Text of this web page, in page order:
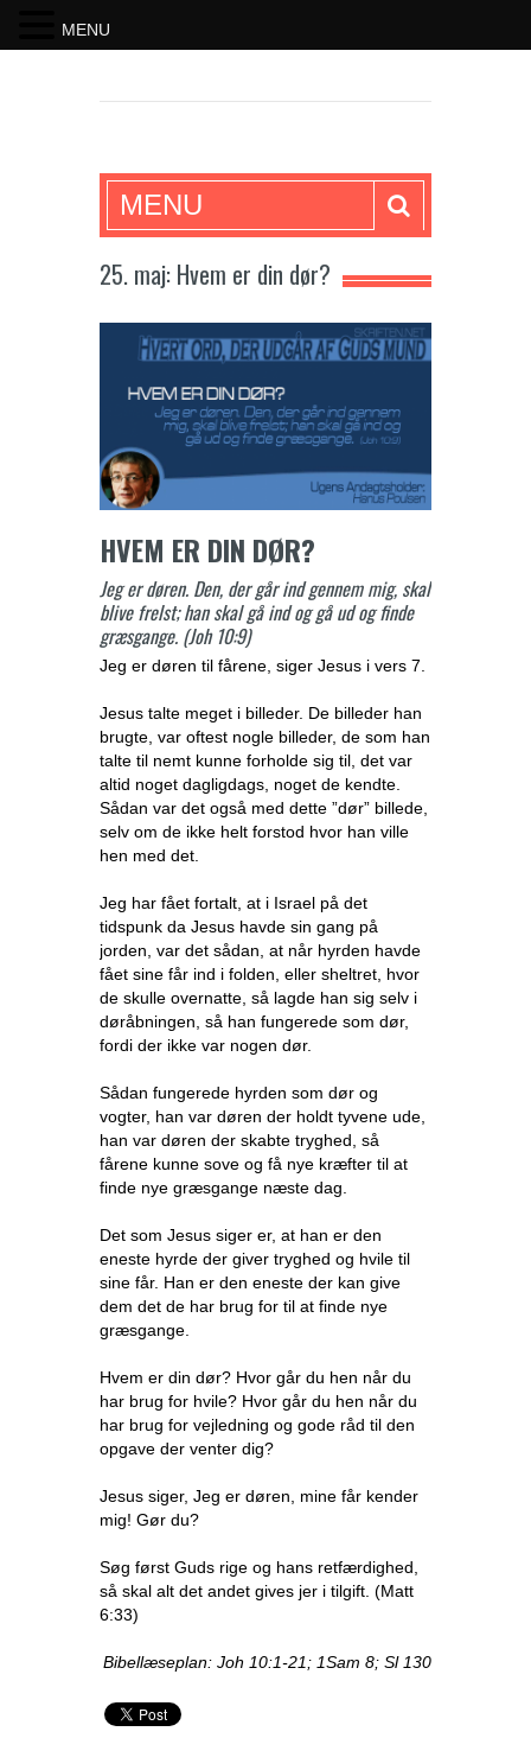
SKRIFTEN
MENU
25. maj: Hvem er din dør?
HVEM ER DIN DØR?
Jeg er døren. Den, der går ind gennem mig, skal
blive frelst; han skal gå ind og gå ud og finde
græsgange. (Joh 10:9)
Jeg er døren til fårene, siger Jesus i vers 7.
Jesus talte meget i billeder. De billeder han
brugte, var oftest nogle billeder, de som han
talte til nemt kunne forholde sig til, det var
altid noget dagligdags, noget de kendte.
Sådan var det også med dette ”dør” billede,
selv om de ikke helt forstod hvor han ville
hen med det.
Jeg har fået fortalt, at i Israel på det
tidspunk da Jesus havde sin gang på
jorden, var det sådan, at når hyrden havde
fået sine får ind i folden, eller sheltret, hvor
de skulle overnatte, så lagde han sig selv i
døråbningen, så han fungerede som dør,
fordi der ikke var nogen dør.
Sådan fungerede hyrden som dør og
vogter, han var døren der holdt tyvene ude,
han var døren der skabte tryghed, så
fårene kunne sove og få nye kræfter til at
finde nye græsgange næste dag.
Det som Jesus siger er, at han er den
eneste hyrde der giver tryghed og hvile til
sine får. Han er den eneste der kan give
dem det de har brug for til at finde nye
græsgange.
Hvem er din dør? Hvor går du hen når du
har brug for hvile? Hvor går du hen når du
har brug for vejledning og gode råd til den
opgave der venter dig?
Jesus siger, Jeg er døren, mine får kender
mig! Gør du?
Søg først Guds rige og hans retfærdighed,
så skal alt det andet gives jer i tilgift. (Matt
6:33)
Bibellæseplan: Joh 10:1-21; 1Sam 8; Sl 130
MENU